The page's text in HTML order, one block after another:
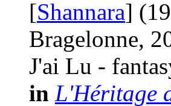
[Shannara]
Bragelonne,
J'ai Lu -
in L'Héritage